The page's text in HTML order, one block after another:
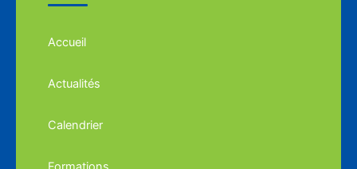
Accueil
Actualités
Calendrier